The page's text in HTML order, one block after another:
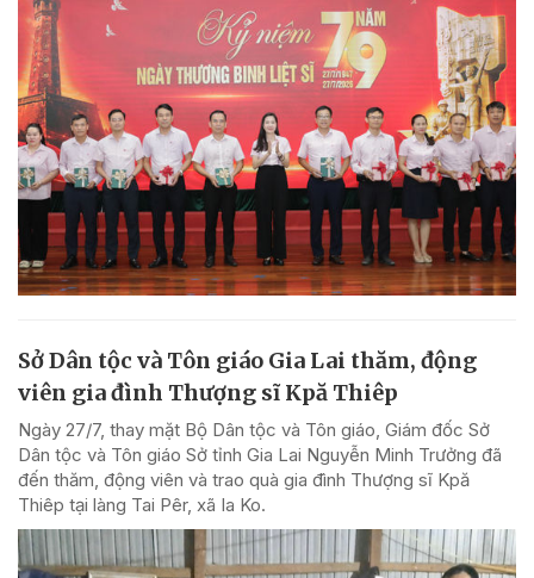
Sở Dân tộc và Tôn giáo Gia Lai thăm, động
viên gia đình Thượng sĩ Kpă Thiêp
Ngày 27/7, thay mặt Bộ Dân tộc và Tôn giáo, Giám đốc Sở
Dân tộc và Tôn giáo Sở tỉnh Gia Lai Nguyễn Minh Trưởng đã
đến thăm, động viên và trao quà gia đình Thượng sĩ Kpă
Thiêp tại làng Tai Pêr, xã Ia Ko.